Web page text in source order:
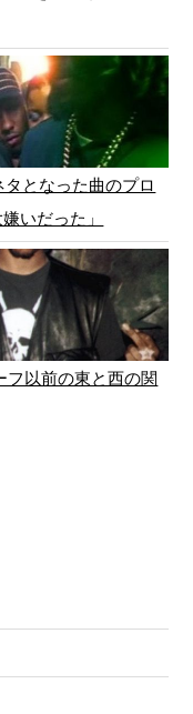
となった曲のプロ
いだった」
以前の東と西の関